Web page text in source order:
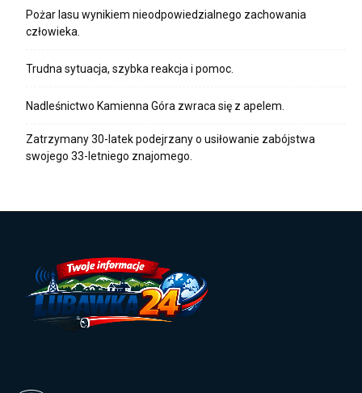
Pożar lasu wynikiem nieodpowiedzialnego zachowania
człowieka.
Trudna sytuacja, szybka reakcja i pomoc.
Nadleśnictwo Kamienna Góra zwraca się z apelem.
Zatrzymany 30-latek podejrzany o usiłowanie zabójstwa
swojego 33-letniego znajomego.